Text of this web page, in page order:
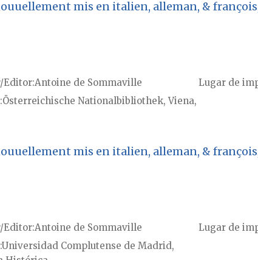
mis en italien, alleman, &
Editor Antoine de Sommaville Lugar de
Österreichische Nationalbibliothek, Viena,
mis en italien, alleman, &
Editor Antoine de Sommaville Lugar de
Universidad Complutense de Madrid,